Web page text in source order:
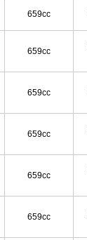
659cc
659cc
659cc
659cc
659cc
659cc